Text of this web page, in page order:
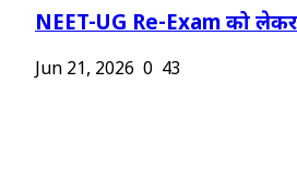
NEET-UG Re-Exam को
Jun 21, 2026 0 43